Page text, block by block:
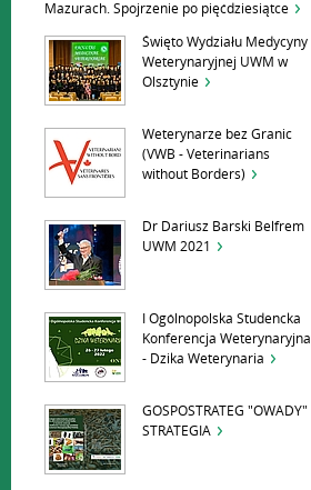
Mazurach. Spojrzenie po pięćdziesiątce
Święto Wydziału Medycyny
Weterynaryjnej UWM w
Olsztynie
Weterynarze bez Granic
(VWB - Veterinarians
without Borders)
Dr Dariusz Barski Belfrem
UWM 2021
I Ogólnopolska Studencka
Konferencja Weterynaryjna
- Dzika Weterynaria
GOSPOSTRATEG "OWADY"
STRATEGIA